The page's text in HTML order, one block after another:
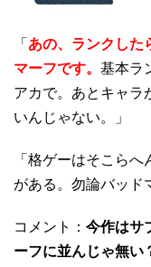
「 あの、ランクした
マーフです。 基本ラ
アカで。あとキャラ
いんじゃない。」
「格ゲーはそこら
がある。勿論バッド
コメント： 今作はサ
ーフに並んじゃ無い